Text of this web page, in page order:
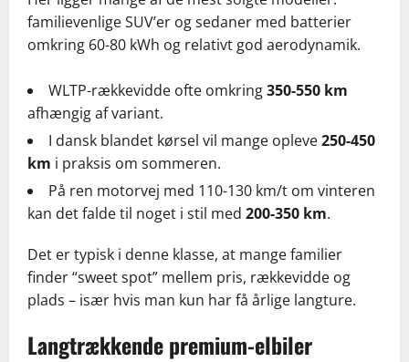
familievenlige SUV’er og sedaner med batterier
omkring 60-80 kWh og relativt god aerodynamik.
WLTP-rækkevidde ofte omkring350-550 km
afhængig af variant.
I dansk blandet kørsel vil mange opleve250-450
km i praksis om sommeren.
På ren motorvej med 110-130 km/t om vinteren
kan det falde til noget i stil med 200-350 km.
Det er typisk i denne klasse, at mange familier
finder “sweet spot” mellem pris, rækkevidde og
plads – især hvis man kun har få årlige langture.
Langtrækkende premium-elbiler